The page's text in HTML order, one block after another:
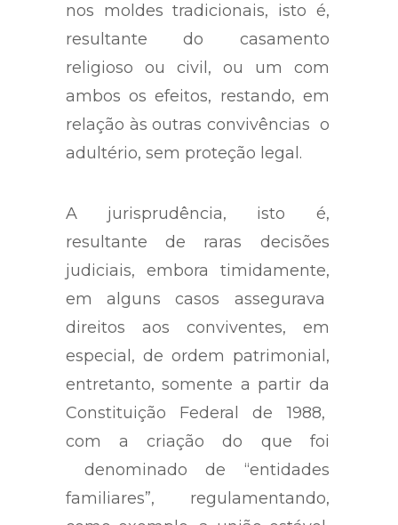
legalmente a família constituída
nos moldes tradicionais, isto é,
resultante do casamento
religioso ou civil, ou um com
ambos os efeitos, restando, em
relação às outras convivências o
A jurisprudência, isto é,
resultante de raras decisões
judiciais, embora timidamente,
em alguns casos assegurava
direitos aos conviventes, em
especial, de ordem patrimonial,
entretanto, somente a partir da
Constituição Federal de 1988,
com a criação do que foi
denominado de “entidades